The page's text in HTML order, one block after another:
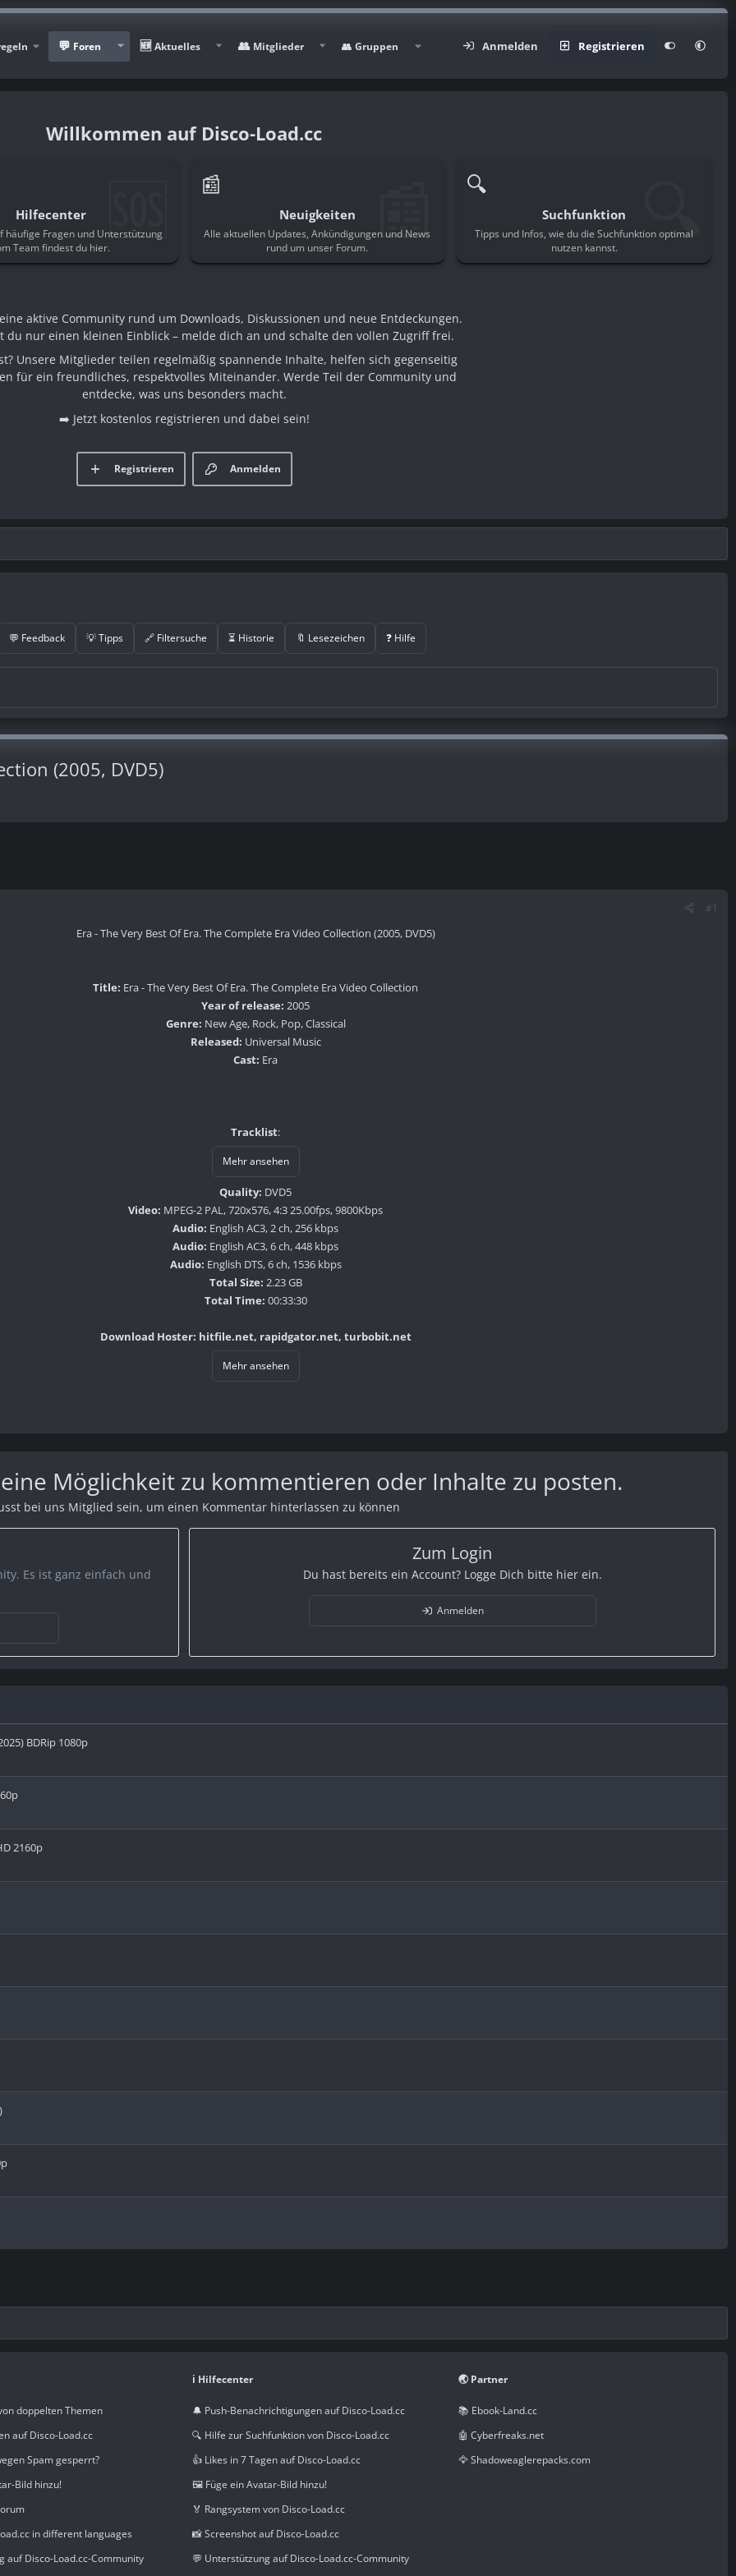
Foren Aktuelles Mitglieder Gruppen Anmelden Registrieren
Disco-Load.cc
Hilfecenter
häufige Fragen und Unterstützung
Team findest du hier.🆘 📰
Neuigkeiten
Alle aktuellen Updates, Ankündigungen und News
rund um unser Forum. 📰 🔍
Suchfunktion
Tipps und Infos, wie du die Suchfunktion optimal
nutzen kannst.
🔍
aktive Community rund um Downloads, Diskussionen und neue Entdeckungen.
du nur einen kleinen Einblick – melde dich an und schalte den vollen Zugriff frei.
Unsere Mitglieder teilen regelmäßig spannende Inhalte, helfen sich gegenseitig
für ein freundliches, respektvolles Miteinander. Werde Teil der Community und
entdecke, was uns besonders macht.
➡️ Jetzt kostenlos registrieren und dabei sein!
Anmelden
Registrieren
💬 Feedback 💡 Tipps 🔗 Filtersuche ⏳ Historie 🔖 Lesezeichen ❓ Hilfe
(2005, DVD5)
#1
Era - The Very Best Of Era. The Complete Era Video Collection (2005, DVD5)
Title: Era - The Very Best Of Era. The Complete Era Video Collection
Year of release: 2005
Genre: New Age, Rock, Pop, Classical
Released: Universal Music
Cast: Era
Tracklist:
Mehr ansehen
Quality: DVD5
Video: MPEG-2 PAL, 720x576, 4:3 25.00fps, 9800Kbps
Audio: English AC3, 2 ch, 256 kbps
Audio: English AC3, 6 ch, 448 kbps
Audio: English DTS, 6 ch, 1536 kbps
Total Size: 2.23 GB
Total Time: 00:33:30
Download Hoster: hitfile.net, rapidgator.net, turbobit.net
Mehr ansehen
Möglichkeit zu kommentieren oder Inhalte zu posten.
bei uns Mitglied sein, um einen Kommentar hinterlassen zu können
Es ist ganz einfach und
Zum Login
Du hast bereits ein Account? Logge Dich bitte hier ein.
Anmelden
BDRip 1080p
2160p
doppelten Themen
auf Disco-Load.cc
Spam gesperrt?
Bild hinzu!
in different languages
auf Disco-Load.cc-Community
ℹ️ Hilfecenter
🔔 Push-Benachrichtigungen auf Disco-Load.cc
🔍 Hilfe zur Suchfunktion von Disco-Load.cc
👍 Likes in 7 Tagen auf Disco-Load.cc
🖼️ Füge ein Avatar-Bild hinzu!
🏅 Rangsystem von Disco-Load.cc
📸 Screenshot auf Disco-Load.cc
💬 Unterstützung auf Disco-Load.cc-Community
🌏 Partner
📚 Ebook-Land.cc
🤖 Cyberfreaks.net
🦅 Shadoweaglerepacks.com